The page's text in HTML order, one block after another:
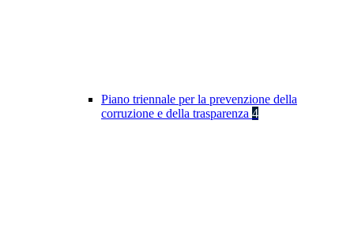
Piano triennale per la prevenzione della
corruzione e della trasparenza 4